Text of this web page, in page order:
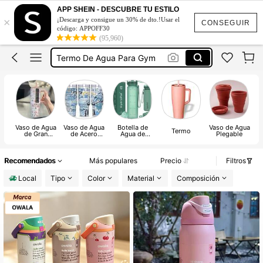
CONSEGUIR
×
APP SHEIN - DESCUBRE TU ESTILO
¡Descarga y consigue un 30% de dto.!Usar el
código: APPOFF30
(95,960)
Yeti
Termo De Agua
Termo De Agua Para Gym
Botella Para Agua
Yeti
Termo De Agua
Vaso de Agua
de Gran
Vaso de Agua
de Acero
Botella de
Agua de Termo Vaso de Agua
Plegable
Recomendados Más populares Precio
Filtros
Local
Tipo Color Material Composición